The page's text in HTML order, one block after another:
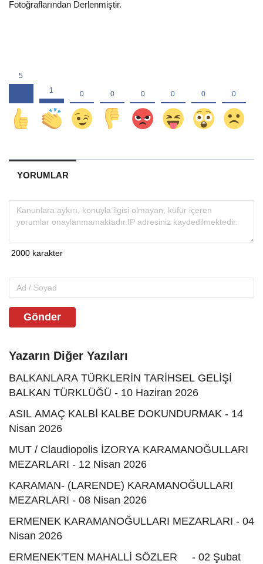
Fotoğraflarından Derlenmiştir.
YORUMLAR
Gönder
Yazarın Diğer Yazıları
BALKANLARA TÜRKLERİN TARİHSEL GELİŞİ
BALKAN TÜRKLÜĞÜ - 10 Haziran 2026
ASIL AMAÇ KALBİ KALBE DOKUNDURMAK - 14
Nisan 2026
MUT / Claudiopolis İZORYA KARAMANOĞULLARI
MEZARLARI - 12 Nisan 2026
KARAMAN- (LARENDE) KARAMANOĞULLARI
MEZARLARI - 08 Nisan 2026
ERMENEK KARAMANOĞULLARI MEZARLARI - 04
Nisan 2026
ERMENEK'TEN MAHALLİ SÖZLER - 02 Şubat